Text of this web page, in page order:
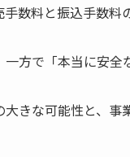
数料と振込手数
方で「本当に安
きな可能性と、